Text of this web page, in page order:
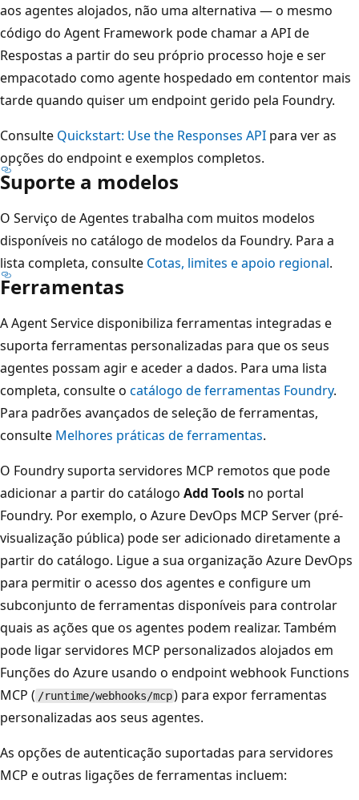
aos agentes alojados, não uma alternativa — o mesmo
código do Agent Framework pode chamar a API de
Respostas a partir do seu próprio processo hoje e ser
empacotado como agente hospedado em contentor mais
tarde quando quiser um endpoint gerido pela Foundry.
Consulte Quickstart: Use the Responses API para ver as
opções do endpoint e exemplos completos.
Suporte a modelos
O Serviço de Agentes trabalha com muitos modelos
disponíveis no catálogo de modelos da Foundry. Para a
lista completa, consulte Cotas, limites e apoio regional.
Ferramentas
A Agent Service disponibiliza ferramentas integradas e
suporta ferramentas personalizadas para que os seus
agentes possam agir e aceder a dados. Para uma lista
completa, consulte o catálogo de ferramentas Foundry.
Para padrões avançados de seleção de ferramentas,
consulte Melhores práticas de ferramentas.
O Foundry suporta servidores MCP remotos que pode
adicionar a partir do catálogo Add Tools no portal
Foundry. Por exemplo, o Azure DevOps MCP Server (pré-
visualização pública) pode ser adicionado diretamente a
partir do catálogo. Ligue a sua organização Azure DevOps
para permitir o acesso dos agentes e configure um
subconjunto de ferramentas disponíveis para controlar
quais as ações que os agentes podem realizar. Também
pode ligar servidores MCP personalizados alojados em
Funções do Azure usando o endpoint webhook Functions
MCP ( /runtime/webhooks/mcp) para expor ferramentas
personalizadas aos seus agentes.
As opções de autenticação suportadas para servidores
MCP e outras ligações de ferramentas incluem: